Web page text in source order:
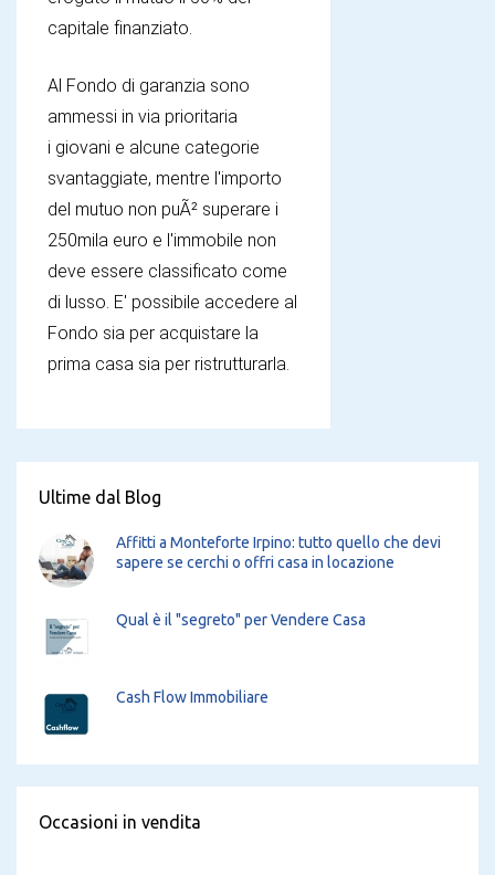
capitale finanziato.
Al Fondo di garanzia sono
ammessi in via prioritaria
i giovani e alcune categorie
svantaggiate, mentre l'importo
del mutuo non puÃ² superare i
250mila euro e l'immobile non
deve essere classificato come
di lusso. E' possibile accedere al
Fondo sia per acquistare la
prima casa sia per ristrutturarla.
Ultime dal Blog
Affitti a Monteforte Irpino: tutto quello che devi
sapere se cerchi o offri casa in locazione
Qual è il "segreto" per Vendere Casa
Cash Flow Immobiliare
Occasioni in vendita